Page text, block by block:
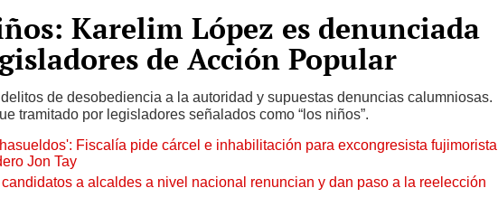
Karelim López es denunciada
de Acción Popular
de desobediencia a la autoridad y supuestas denuncias calumniosas.
tramitado por legisladores señalados como “los niños”.
Fiscalía pide cárcel e inhabilitación para excongresista fujimorista
Jon Tay
a alcaldes a nivel nacional renuncian y dan paso a la reelección